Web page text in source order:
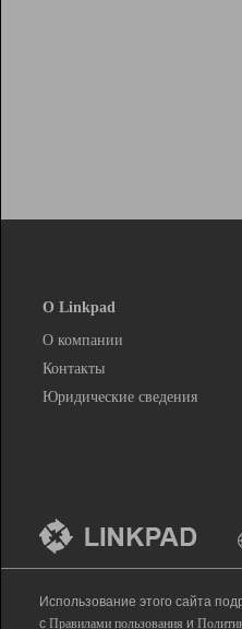
О Linkpad
О компании
Контакты
Юридические сведения
Использование этого сайта
с Правилами пользования и